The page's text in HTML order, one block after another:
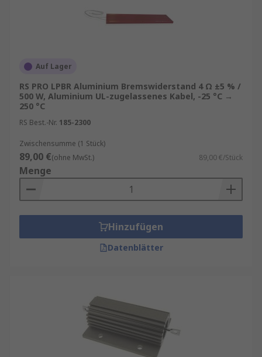
Auf Lager
RS PRO LPBR Aluminium Bremswiderstand 4 Ω ±5 % /
500 W, Aluminium UL-zugelassenes Kabel, -25 °C →
250 °C
RS Best.-Nr. 185-2300
Zwischensumme (1 Stück)
89,00 €(ohne MwSt.) 89,00 €/Stück
Menge
Hinzufügen
Datenblätter